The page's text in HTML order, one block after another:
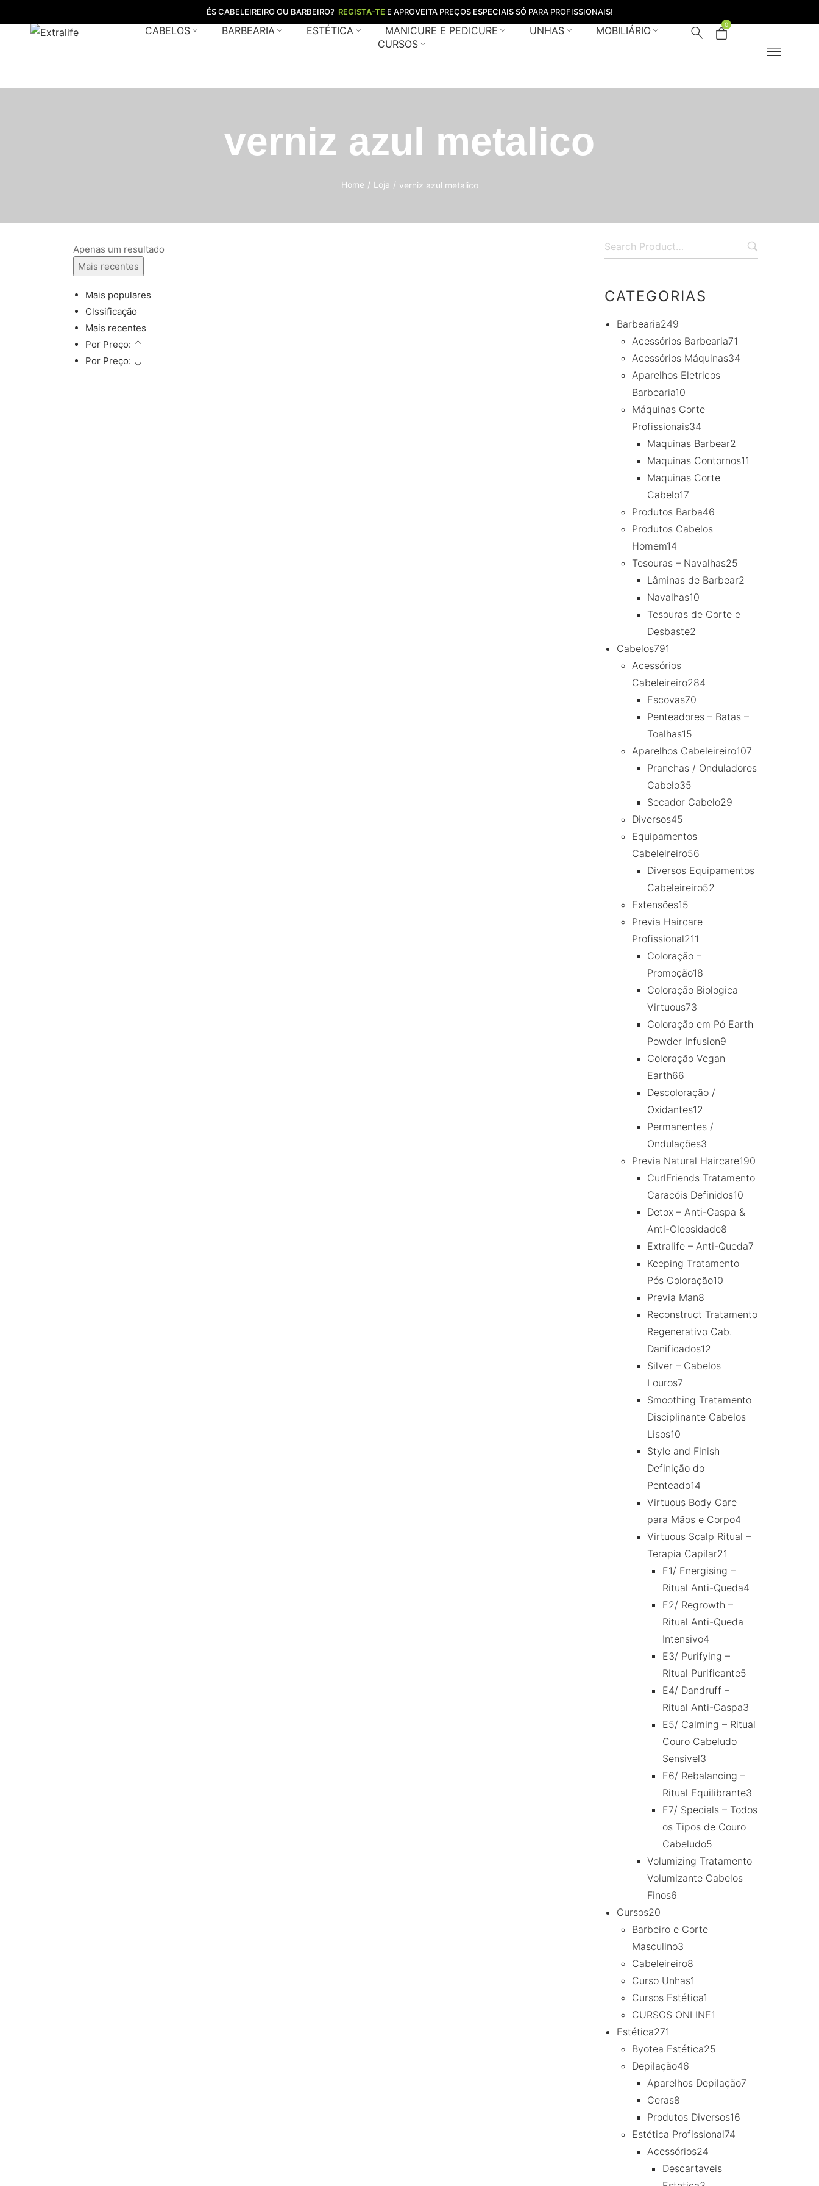
ÉS CABELEIREIRO OU BARBEIRO? REGISTA-TE E APROVEITA PREÇOS ESPECIAIS SÓ PARA PROFISSIONAIS!
CABELOS BARBEARIA ESTÉTICA MANICURE E PEDICURE UNHAS
MOBILIÁRIO
CURSOS
0
verniz azul metalico
Home / Loja / verniz azul metalico
Apenas um resultado
Mais recentes
Mais populares
Clssificação
Mais recentes
Por Preço:
Por Preço:
CATEGORIAS
Barbearia249
Acessórios Barbearia71
Acessórios Máquinas34
Aparelhos Eletricos
Barbearia10
Máquinas Corte
Profissionais34
Maquinas Barbear2
Maquinas Contornos11
Maquinas Corte
Cabelo17
Produtos Barba46
Produtos Cabelos
Homem14
Tesouras – Navalhas25
Lâminas de Barbear2
Navalhas10
Tesouras de Corte e
Desbaste2
Cabelos791
Acessórios
Cabeleireiro284
Escovas70
Penteadores – Batas –
Toalhas15
Aparelhos Cabeleireiro107
Pranchas / Onduladores
Cabelo35
Secador Cabelo29
Diversos45
Equipamentos
Cabeleireiro56
Diversos Equipamentos
Cabeleireiro52
Extensões15
Previa Haircare
Profissional211
Coloração –
Promoção18
Coloração Biologica
Virtuous73
Coloração em Pó Earth
Powder Infusion9
Coloração Vegan
Earth66
Descoloração /
Oxidantes12
Permanentes /
Ondulações3
Previa Natural Haircare190
CurlFriends Tratamento
Caracóis Definidos10
Detox – Anti-Caspa &
Anti-Oleosidade8
Extralife – Anti-Queda7
Keeping Tratamento
Pós Coloração10
Previa Man8
Reconstruct Tratamento
Regenerativo Cab.
Danificados12
Silver – Cabelos
Louros7
Smoothing Tratamento
Disciplinante Cabelos
Lisos10
Style and Finish
Definição do
Penteado14
Virtuous Body Care
para Mãos e Corpo4
Virtuous Scalp Ritual –
Terapia Capilar21
E1/ Energising –
Ritual Anti-Queda4
E2/ Regrowth –
Ritual Anti-Queda
Intensivo4
E3/ Purifying –
Ritual Purificante5
E4/ Dandruff –
Ritual Anti-Caspa3
E5/ Calming – Ritual
Couro Cabeludo
Sensivel3
E6/ Rebalancing –
Ritual Equilibrante3
E7/ Specials – Todos
os Tipos de Couro
Cabeludo5
Volumizing Tratamento
Volumizante Cabelos
Finos6
Cursos20
Barbeiro e Corte
Masculino3
Cabeleireiro8
Curso Unhas1
Cursos Estética1
CURSOS ONLINE1
Estética271
Byotea Estética25
Depilação46
Aparelhos Depilação7
Ceras8
Produtos Diversos16
Estética Profissional74
Acessórios24
Descartaveis